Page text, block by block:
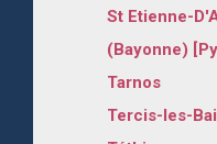
St Etienne-
(Bayonne)
Tarnos
Tercis-les-